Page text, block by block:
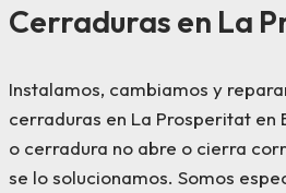
Cerraduras en La
Instalamos, cambiamos y
cerraduras en La Prosperitat en
o cerradura no abre o cierra
se lo solucionamos. Somos